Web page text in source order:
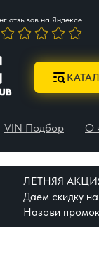
отзывов на Яндексе
VIN Подбор О
ЛЕТНЯЯ
Даем скидку
Назови